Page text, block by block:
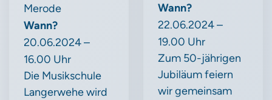
Merode
Wann?
20.06.2024 –
16.00 Uhr
Die Musikschule
Langerwehe wird
Wann?
22.06.2024 –
19.00 Uhr
Zum 50-jährigen
Jubiläum feiern
wir gemeinsam